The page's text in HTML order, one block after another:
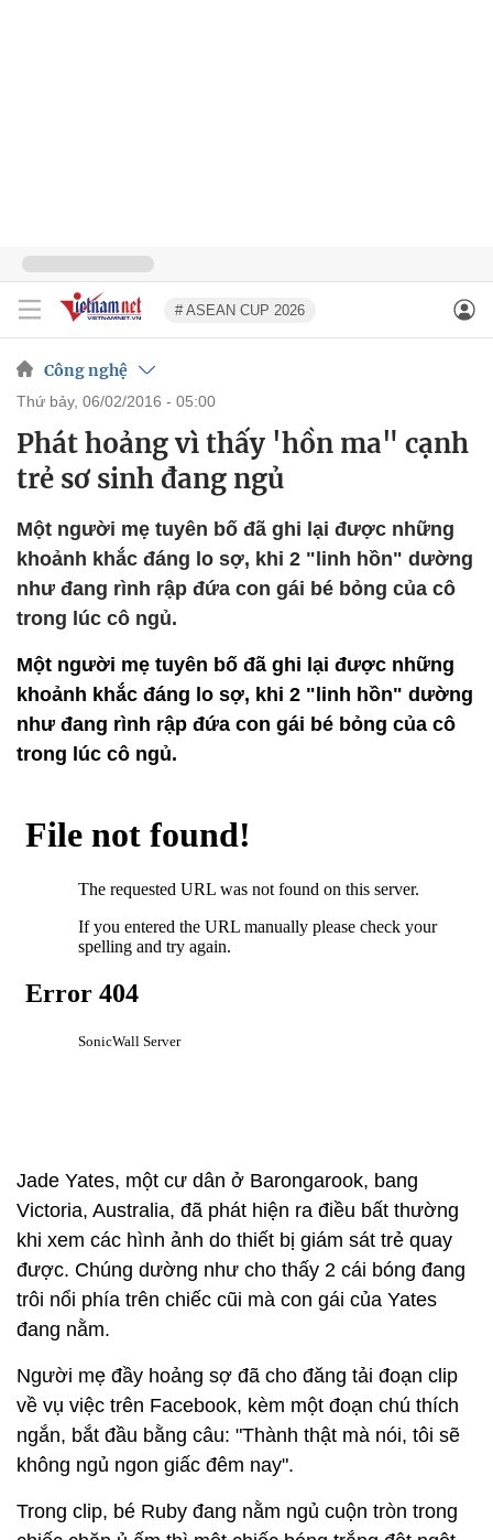
# ASEAN CUP 2026
Công nghệ
thứ bảy, 06/02/2016 - 05:00
Phát hoảng vì thấy 'hồn ma" cạnh
trẻ sơ sinh đang ngủ
Một người mẹ tuyên bố đã ghi lại được những
khoảnh khắc đáng lo sợ, khi 2 "linh hồn" dường
như đang rình rập đứa con gái bé bỏng của cô
trong lúc cô ngủ.
Một người mẹ tuyên bố đã ghi lại được những
khoảnh khắc đáng lo sợ, khi 2 "linh hồn" dường
như đang rình rập đứa con gái bé bỏng của cô
trong lúc cô ngủ.
Jade Yates, một cư dân ở Barongarook, bang
Victoria, Australia, đã phát hiện ra điều bất thường
khi xem các hình ảnh do thiết bị giám sát trẻ quay
được. Chúng dường như cho thấy 2 cái bóng đang
trôi nổi phía trên chiếc cũi mà con gái của Yates
đang nằm.
Người mẹ đầy hoảng sợ đã cho đăng tải đoạn clip
về vụ việc trên Facebook, kèm một đoạn chú thích
ngắn, bắt đầu bằng câu: "Thành thật mà nói, tôi sẽ
không ngủ ngon giấc đêm nay".
Trong clip, bé Ruby đang nằm ngủ cuộn tròn trong